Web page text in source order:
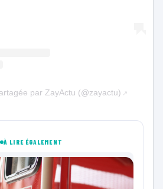
par ZayActu (@zayactu)
À LIRE ÉGALEMENT